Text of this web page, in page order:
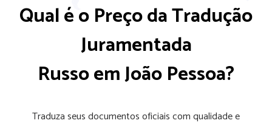
Qual é o Preço da Tradução
Juramentada
Russo em João Pessoa?
Traduza seus documentos oficiais com qualidade e